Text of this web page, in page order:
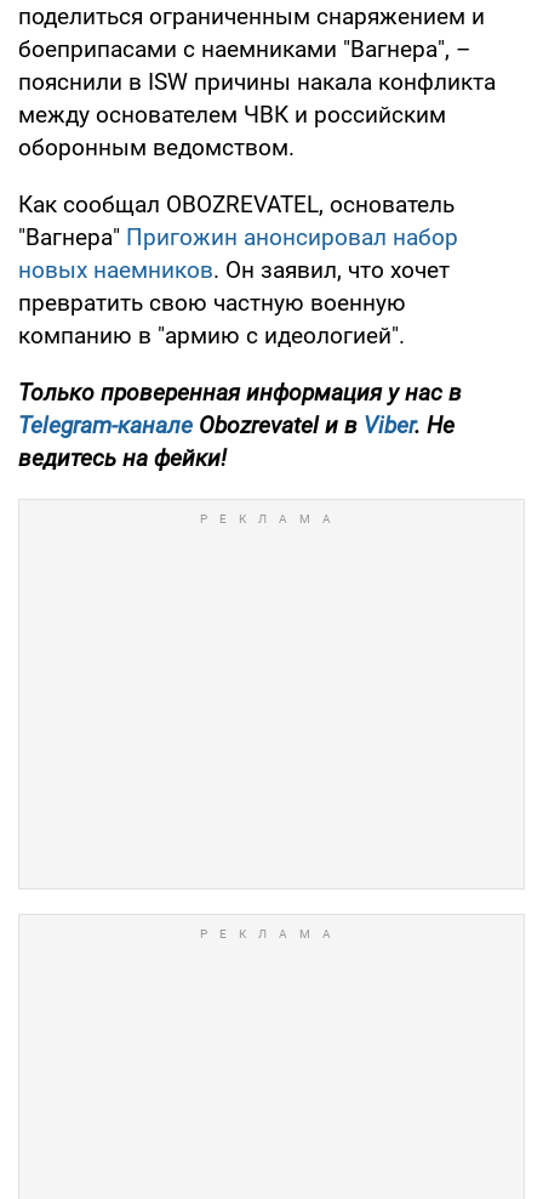
поделиться ограниченным снаряжением и
боеприпасами с наемниками "Вагнера", –
пояснили в ISW причины накала конфликта
между основателем ЧВК и российским
оборонным ведомством.
Как сообщал OBOZREVATEL, основатель
"Вагнера" Пригожин анонсировал набор
новых наемников. Он заявил, что хочет
превратить свою частную военную
компанию в "армию с идеологией".
Только проверенная информация у нас в
Telegram-канале Obozrevatel и в Viber. Не
ведитесь на фейки!